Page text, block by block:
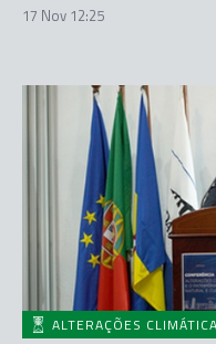
17 Nov 12:25
ALTERAÇÕES